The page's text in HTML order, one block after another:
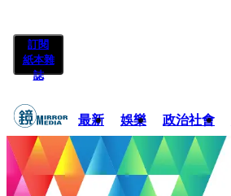
訂閱
紙本雜
誌
最新 娛樂 政治社會